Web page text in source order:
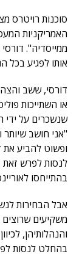
סוכנות רויטרס
האמריקניות
ממייסדיה".
אותו לפגיע בכל
דורסי, ששב
או השתייכות
שנשכרים על
"אני חושב שיותר
ופשוט להביע
לנסות לפרש
בהתייחסו
אבל הבחירות
משקיעים שרוצים
והנהלותיהן,
בהחלט לנסות